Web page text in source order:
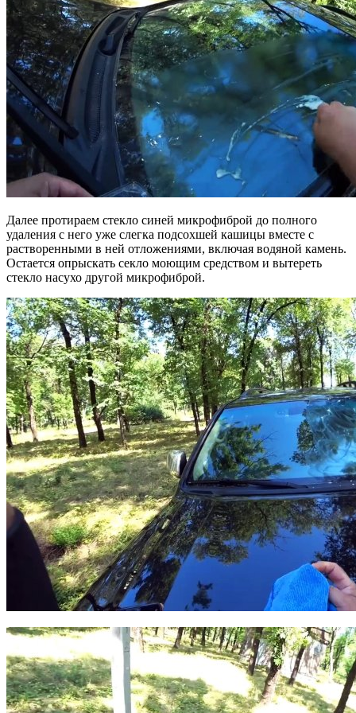
Далее протираем стекло синей микрофиброй до полного
удаления с него уже слегка подсохшей кашицы вместе с
растворенными в ней отложениями, включая водяной камень.
Остается опрыскать секло моющим средством и вытереть
стекло насухо другой микрофиброй.